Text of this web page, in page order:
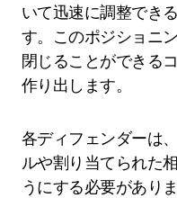
いて迅速に調整でき
す。このポジショニ
閉じることができる
作り出します。
各ディフェンダーは
ルや割り当てられた
うにする必要があり